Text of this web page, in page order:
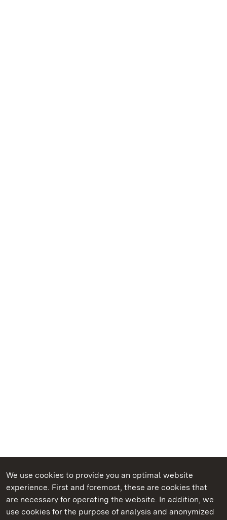
We use cookies to provide you an optimal website
experience. First and foremost, these are cookies that
are necessary for operating the website. In addition, we
use cookies for the purpose of analysis and anonymized
State Palaces and Gardens of Baden-Wuerttemberg